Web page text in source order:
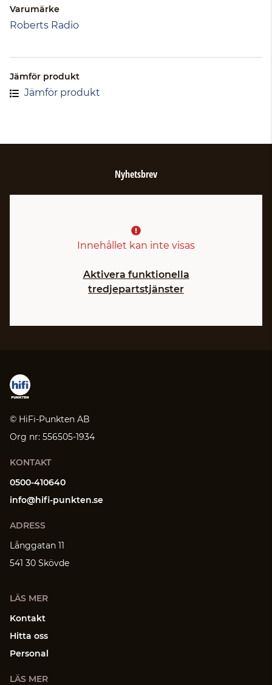
Varumärke
Roberts Radio
Jämför produkt
Jämför produkt
Nyhetsbrev
Innehållet kan inte visas
Aktivera funktionella
tredjepartstjänster
© HiFi-Punkten AB
Org nr: 556505-1934
KONTAKT
0500-410640
info@hifi-punkten.se
ADRESS
Långgatan 11
541 30 Skövde
LÄS MER
Kontakt
Hitta oss
Personal
LÄS MER